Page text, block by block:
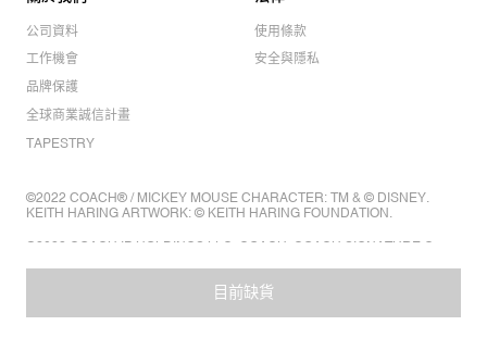
目前缺貨
公司資料
工作機會
品牌保護
全球商業誠信計畫
TAPESTRY
使用條款
安全與隱私
©2022 COACH® / MICKEY MOUSE CHARACTER: TM & © DISNEY.
KEITH HARING ARTWORK: © KEITH HARING FOUNDATION.
©2022 COACH IP HOLDINGS LLC. COACH, COACH SIGNATURE C